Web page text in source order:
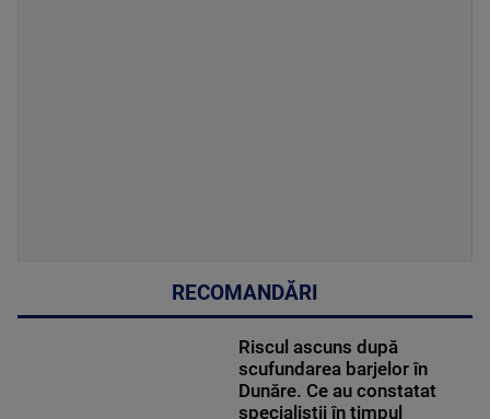
RECOMANDĂRI
Riscul ascuns după
scufundarea barjelor în
Dunăre. Ce au constatat
specialiștii în timpul